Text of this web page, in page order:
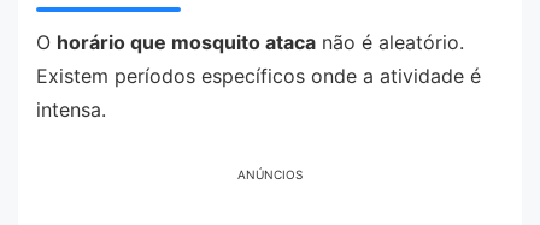
O horário que mosquito ataca não é aleatório.
Existem períodos específicos onde a atividade é
intensa.
ANÚNCIOS